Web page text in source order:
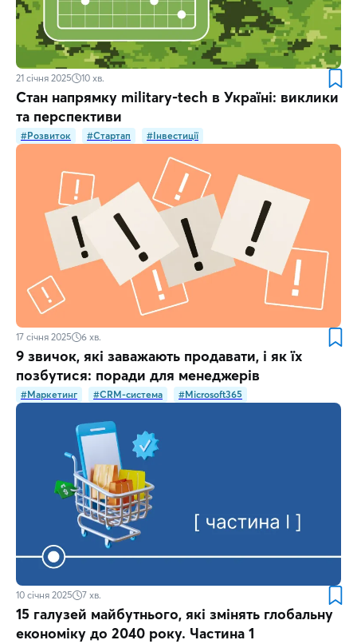
21 січня 2025 10 хв.
Стан напрямку military-tech в Україні: виклики
та перспективи
#Розвиток #Стартап #Інвестиції
17 січня 2025 6 хв.
9 звичок, які заважають продавати, і як їх
позбутися: поради для менеджерів
#Маркетинг #CRM-система #Microsoft365
10 січня 2025 7 хв.
15 галузей майбутнього, які змінять глобальну
економіку до 2040 року. Частина 1